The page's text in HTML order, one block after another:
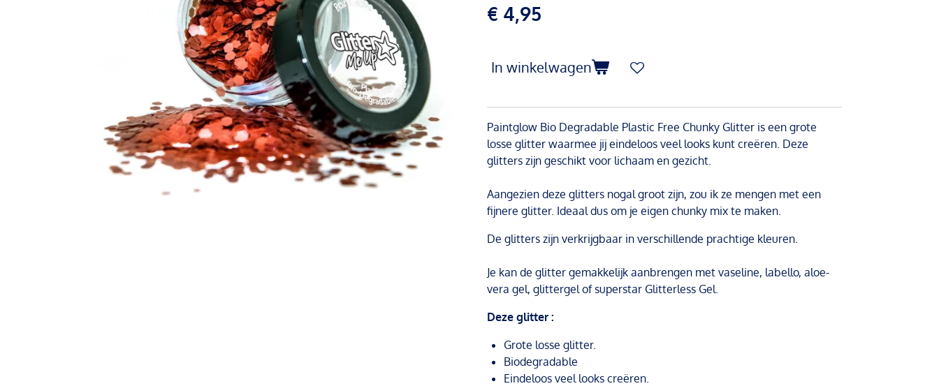
€ 4,95
In winkelwagen
Paintglow Bio Degradable Plastic Free Chunky Glitter is een grote
losse glitter waarmee jij eindeloos veel looks kunt creëren. Deze
glitters zijn geschikt voor lichaam en gezicht.
Aangezien deze glitters nogal groot zijn, zou ik ze mengen met een
fijnere glitter. Ideaal dus om je eigen chunky mix te maken.
De glitters zijn verkrijgbaar in verschillende prachtige kleuren.
Je kan de glitter gemakkelijk aanbrengen met vaseline, labello, aloe-
vera gel, glittergel of superstar Glitterless Gel.
Deze glitter :
Grote losse glitter.
Biodegradable
Eindeloos veel looks creëren.